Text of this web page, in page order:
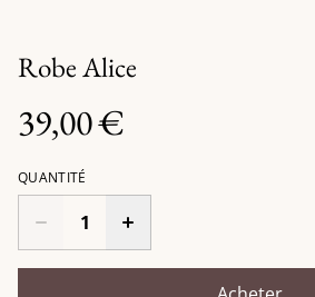
Robe Alice
39,00 €
QUANTITÉ